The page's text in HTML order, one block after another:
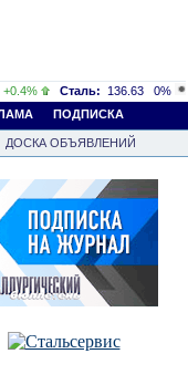
+0.4% Сталь: 136.63
0%
ПОДПИСКА
ДОСКА ОБЪЯВЛЕНИЙ